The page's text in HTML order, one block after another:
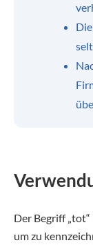
Der Begriff „tot“
um zu